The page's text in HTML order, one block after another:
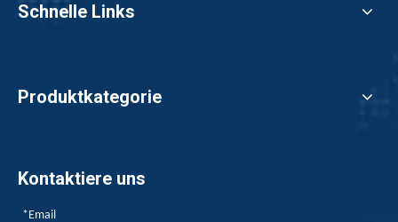
Schnelle Links
Produktkategorie
Kontaktiere uns